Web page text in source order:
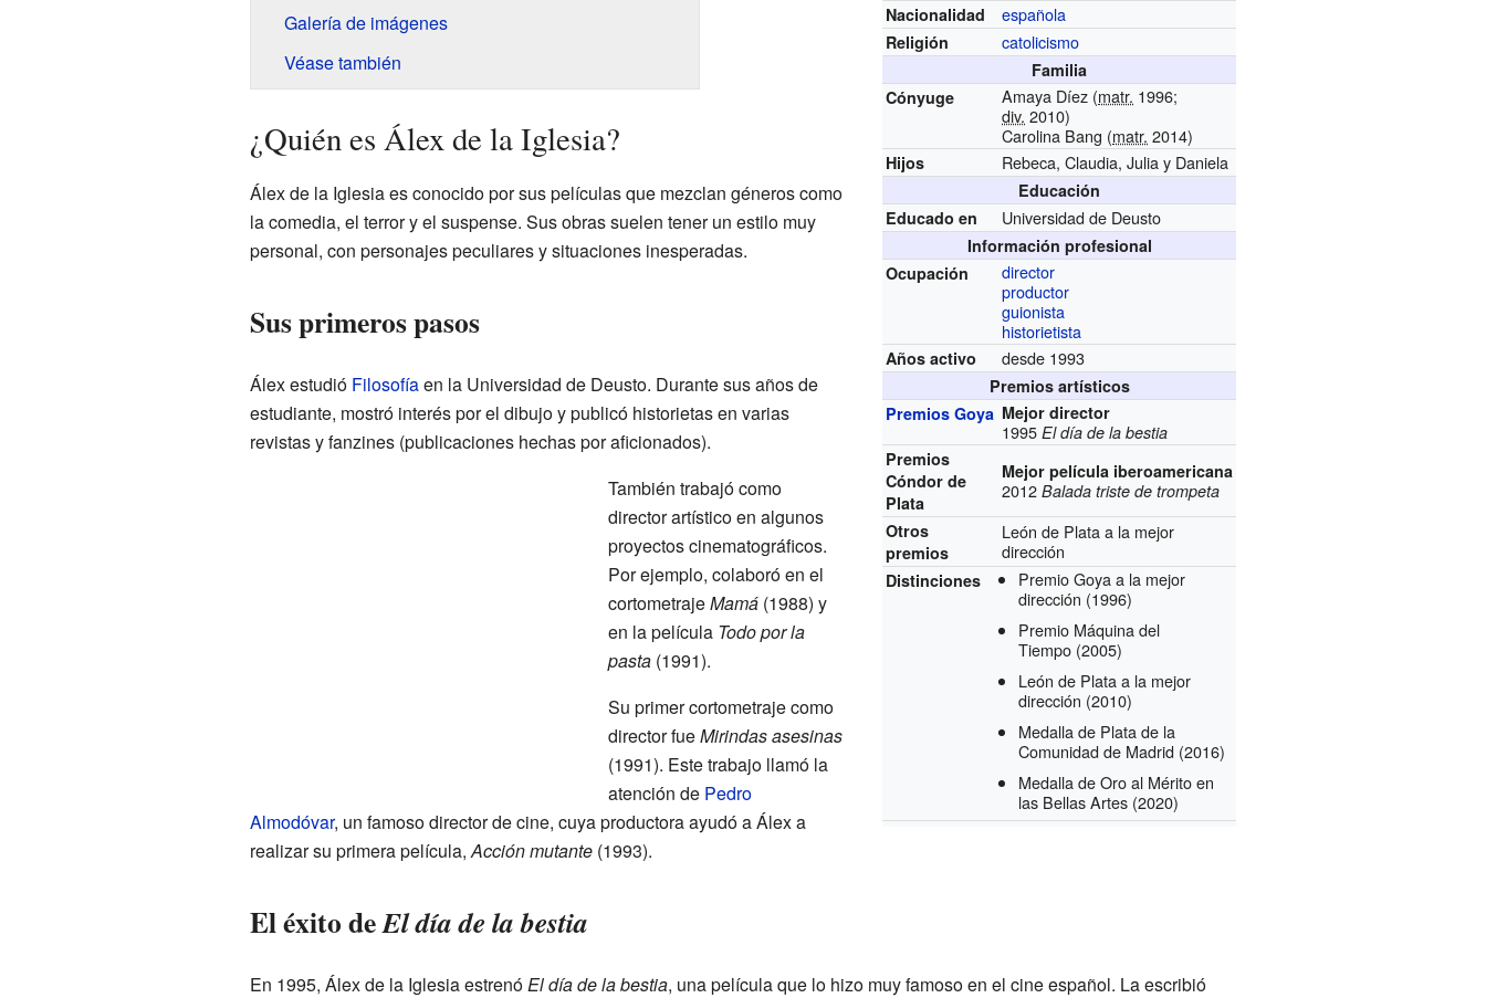
Nacionalidad española
Religión catolicismo
Familia
Cónyuge
Amaya Díez (matr. 1996;
div. 2010)
Carolina Bang (matr. 2014)
Hijos Rebeca, Claudia, Julia y Daniela
Educación
Educado en
Universidad de Deusto
Información profesional
Ocupación
director
productor
guionista
historietista
Años activo desde 1993
Premios artísticos
Premios Goya Mejor director
1995El día de la bestia
Premios
Cóndor de
Plata
Mejor película iberoamericana
2012Balada triste de trompeta
Otros
premios
León de Plata a la mejor
dirección
Distinciones
Premio Goya a la mejor
dirección (1996)
Premio Máquina del
Tiempo (2005)
León de Plata a la mejor
dirección (2010)
Medalla de Plata de la
Comunidad de Madrid (2016)
Medalla de Oro al Mérito en
las Bellas Artes (2020)
Galería de imágenes
Véase también
¿Quién es Álex de la Iglesia?
Álex de la Iglesia es conocido por sus películas que mezclan géneros como
la comedia, el terror y el suspense. Sus obras suelen tener un estilo muy
personal, con personajes peculiares y situaciones inesperadas.
Sus primeros pasos
Álex estudió Filosofíaen la Universidad de Deusto. Durante sus años de
estudiante, mostró interés por el dibujo y publicó historietas en varias
revistas y fanzines (publicaciones hechas por aficionados).
También trabajó como
director artístico en algunos
proyectos cinematográficos.
Por ejemplo, colaboró en el
cortometrajeMamá(1988) y
en la película Todo por la
pasta(1991).
Su primer cortometraje como
director fueMirindas asesinas
(1991). Este trabajo llamó la
atención de Pedro
Almodóvar, un famoso director de cine, cuya productora ayudó a Álex a
realizar su primera película,Acción mutante(1993).
El éxito deEl día de la bestia
En 1995, Álex de la Iglesia estrenóEl día de la bestia, una película que lo hizo muy famoso en el cine español. La escribió